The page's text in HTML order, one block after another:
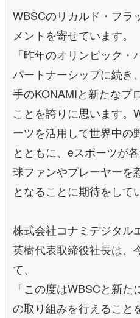
WBSCのリカルド・フラ
メントを寄せています。
「昨年のオリンピック
パートナーシップに続き
手のKONAMIと新たなプ
ことを誇りに思います。
ーツを活用して世界中の
とともに、eスポーツが
球ファンやプレーヤーを
となることに期待をして
株式会社コナミデジタル
英樹代表取締役社長は、
て、
「この度はWBSCと新
の取り組みを行えること